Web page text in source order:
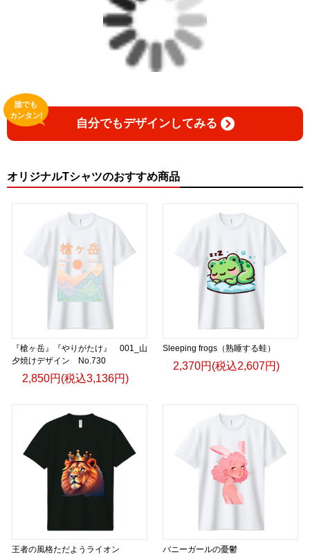
自分でもデザインしてみる
誰でも
カンタン!
オリジナルTシャツのおすすめ商品
『槍ヶ岳』『やりがたけ』 001_山
夕焼けデザイン No.730
2,850円(税込3,136円)
Sleeping frogs（熟睡する蛙）
2,370円(税込2,607円)
王者の風格ただようライオン バニーガールの憂鬱